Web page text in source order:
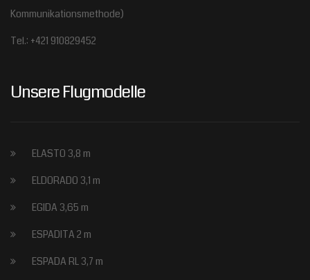
Kommunikationsmethode)
Tel.: +421 910829452
Unsere Flugmodelle
ELASTO 3,8 m
ELDORADO 3,1 m
EGIDA 3,65 m
ESPADITA 2 m
ESPADA RL 3,7 m